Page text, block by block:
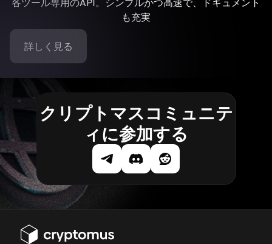
各ツール専用のAPI。シンプルかつ高速で、ドキュメント
も充実
詳しく見る
クリプトマスコミュニテ
ィに参加する